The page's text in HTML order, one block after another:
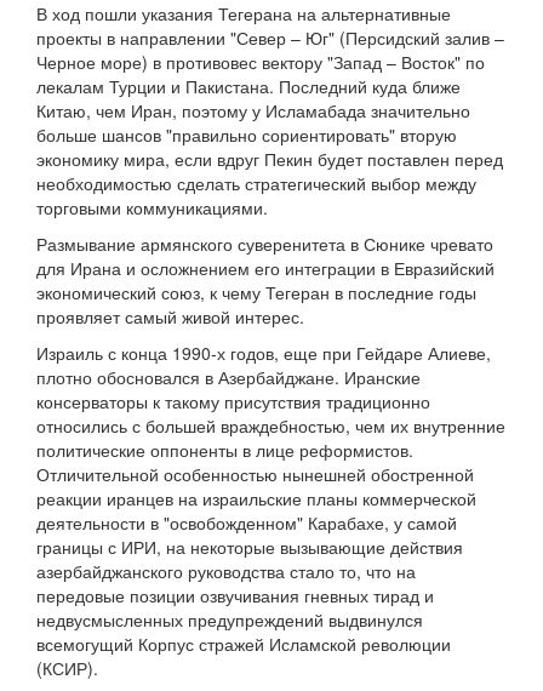
В ход пошли указания Тегерана на альтернативные
проекты в направлении "Север – Юг" (Персидский залив –
Черное море) в противовес вектору "Запад – Восток" по
лекалам Турции и Пакистана. Последний куда ближе
Китаю, чем Иран, поэтому у Исламабада значительно
больше шансов "правильно сориентировать" вторую
экономику мира, если вдруг Пекин будет поставлен перед
необходимостью сделать стратегический выбор между
торговыми коммуникациями.
Размывание армянского суверенитета в Сюнике чревато
для Ирана и осложнением его интеграции в Евразийский
экономический союз, к чему Тегеран в последние годы
проявляет самый живой интерес.
Израиль с конца 1990-х годов, еще при Гейдаре Алиеве,
плотно обосновался в Азербайджане. Иранские
консерваторы к такому присутствия традиционно
относились с большей враждебностью, чем их внутренние
политические оппоненты в лице реформистов.
Отличительной особенностью нынешней обостренной
реакции иранцев на израильские планы коммерческой
деятельности в "освобожденном" Карабахе, у самой
границы с ИРИ, на некоторые вызывающие действия
азербайджанского руководства стало то, что на
передовые позиции озвучивания гневных тирад и
недвусмысленных предупреждений выдвинулся
всемогущий Корпус стражей Исламской революции
(КСИР).